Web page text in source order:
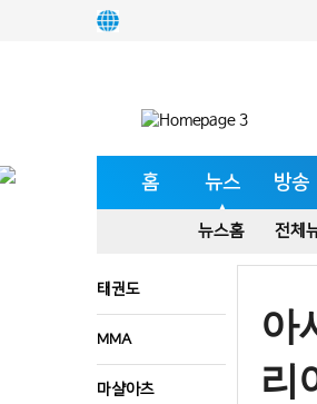
홈 뉴스 방송
뉴스홈 전체
태권도
MMA
마샬아츠
아
리